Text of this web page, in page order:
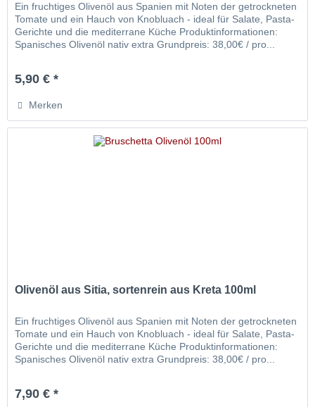
Ein fruchtiges Olivenöl aus Spanien mit Noten der getrockneten
Tomate und ein Hauch von Knobluach - ideal für Salate, Pasta-
Gerichte und die mediterrane Küche Produktinformationen:
Spanisches Olivenöl nativ extra Grundpreis: 38,00€ / pro...
5,90 € *
Merken
Olivenöl aus Sitia, sortenrein aus Kreta 100ml
Ein fruchtiges Olivenöl aus Spanien mit Noten der getrockneten
Tomate und ein Hauch von Knobluach - ideal für Salate, Pasta-
Gerichte und die mediterrane Küche Produktinformationen:
Spanisches Olivenöl nativ extra Grundpreis: 38,00€ / pro...
7,90 € *